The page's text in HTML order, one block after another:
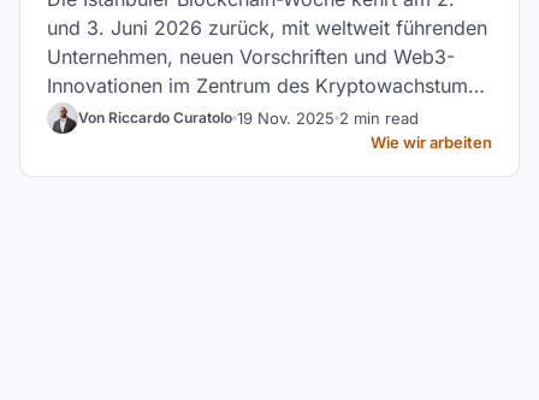
und 3. Juni 2026 zurück, mit weltweit führenden
Unternehmen, neuen Vorschriften und Web3-
Innovationen im Zentrum des Kryptowachstums
in der Türkei.
Von Riccardo Curatolo 19 Nov. 2025 2 min read
Wie wir arbeiten